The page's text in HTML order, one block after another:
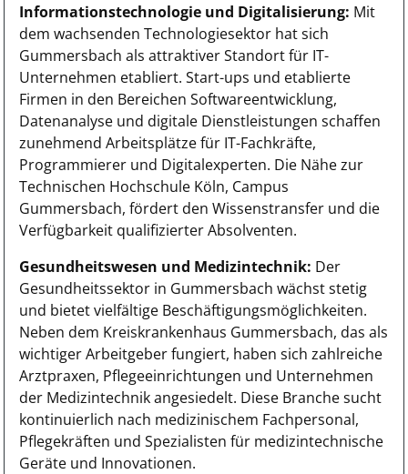
Informationstechnologie und Digitalisierung: Mit
dem wachsenden Technologiesektor hat sich
Gummersbach als attraktiver Standort für IT-
Unternehmen etabliert. Start-ups und etablierte
Firmen in den Bereichen Softwareentwicklung,
Datenanalyse und digitale Dienstleistungen schaffen
zunehmend Arbeitsplätze für IT-Fachkräfte,
Programmierer und Digitalexperten. Die Nähe zur
Technischen Hochschule Köln, Campus
Gummersbach, fördert den Wissenstransfer und die
Verfügbarkeit qualifizierter Absolventen.
Gesundheitswesen und Medizintechnik: Der
Gesundheitssektor in Gummersbach wächst stetig
und bietet vielfältige Beschäftigungsmöglichkeiten.
Neben dem Kreiskrankenhaus Gummersbach, das als
wichtiger Arbeitgeber fungiert, haben sich zahlreiche
Arztpraxen, Pflegeeinrichtungen und Unternehmen
der Medizintechnik angesiedelt. Diese Branche sucht
kontinuierlich nach medizinischem Fachpersonal,
Pflegekräften und Spezialisten für medizintechnische
Geräte und Innovationen.